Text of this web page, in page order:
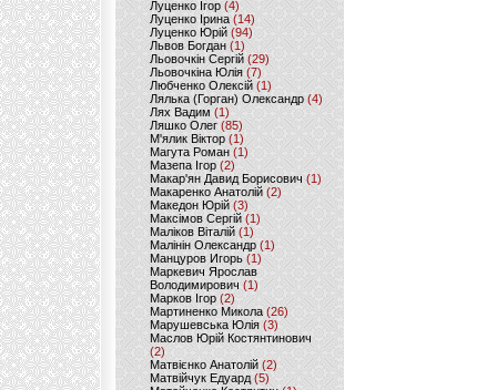
Луценко Ігор (4)
Луценко Ірина (14)
Луценко Юрій (94)
Львов Богдан (1)
Льовочкін Сергій (29)
Льовочкіна Юлія(7)
Любченко Олексій(1)
Лялька (Горган) Олександр(4)
Лях Вадим (1)
Ляшко Олег (85)
М'ялик Віктор(1)
Магута Роман(1)
Мазепа Ігор (2)
Макар'ян Давид Борисович(1)
Макаренко Анатолій (2)
Македон Юрій(3)
Максімов Сергій (1)
Маліков Віталій (1)
Малінін Олександр (1)
Манцуров Игорь (1)
Маркевич Ярослав
Володимирович (1)
Марков Ігор (2)
Мартиненко Микола (26)
Марушевська Юлія (3)
Маслов Юрій Костянтинович
(2)
Матвієнко Анатолій (2)
Матвійчук Едуард(5)